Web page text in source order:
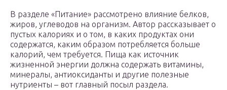
В разделе «Питание» рассмотрено влияние белков,
жиров, углеводов на организм. Автор рассказывает о
пустых калориях и о том, в каких продуктах они
содержатся, каким образом потребляется больше
калорий, чем требуется. Пища как источник
жизненной энергии должна содержать витамины,
минералы, антиоксиданты и другие полезные
нутриенты – вот главный посыл раздела.